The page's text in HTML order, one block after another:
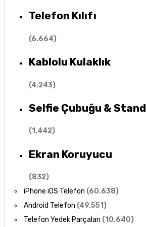
Telefon Kılıfı
(6.664)
Kablolu Kulaklık
(4.243)
Selfie Çubuğu & Stand
(1.442)
Ekran Koruyucu
(832)
iPhone iOS Telefon (60.638)
Android Telefon (49.551)
Telefon Yedek Parçaları (10.640)